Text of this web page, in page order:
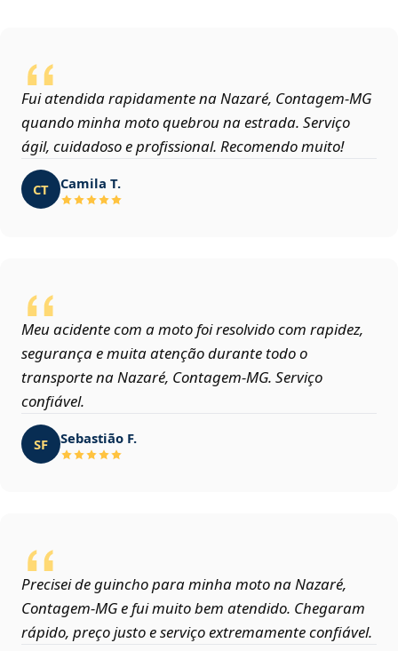
Fui atendida rapidamente na Nazaré, Contagem‑MG
quando minha moto quebrou na estrada. Serviço
ágil, cuidadoso e profissional. Recomendo muito!
CT Camila T.
Meu acidente com a moto foi resolvido com rapidez,
segurança e muita atenção durante todo o
transporte na Nazaré, Contagem‑MG. Serviço
confiável.
SF Sebastião F.
Precisei de guincho para minha moto na Nazaré,
Contagem‑MG e fui muito bem atendido. Chegaram
rápido, preço justo e serviço extremamente confiável.